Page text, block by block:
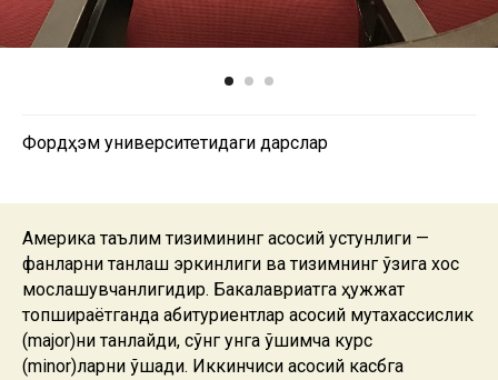
Фордҳэм университетидаги дарслар
Америка таълим тизимининг асосий устунлиги —
фанларни танлаш эркинлиги ва тизимнинг ўзига хос
мослашувчанлигидир. Бакалавриатга ҳужжат
топшираётганда абитуриентлар асосий мутахассислик
(major)ни танлайди, сўнг унга қўшимча курс
(minor)ларни қўшади. Иккинчиси асосий касбга